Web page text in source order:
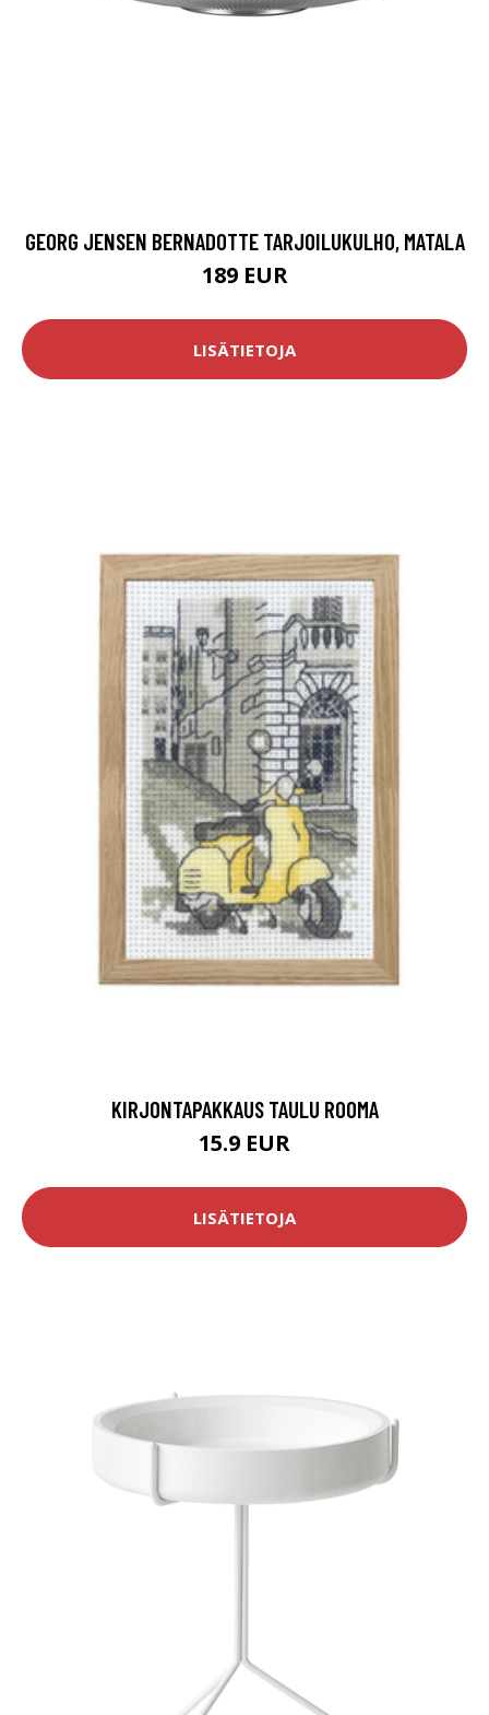
GEORG JENSEN BERNADOTTE TARJOILUKULHO, MATALA
189 EUR
LISÄTIETOJA
KIRJONTAPAKKAUS TAULU ROOMA
15.9 EUR
LISÄTIETOJA